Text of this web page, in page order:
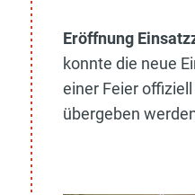
Eröffnung
konnte die neue
einer Feier
übergeben